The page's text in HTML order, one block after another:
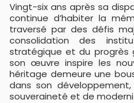
Vingt-six ans après sa
continue d’habiter la
traversé par des défis
consolidation des
stratégique et du progrès
son œuvre inspire les
héritage demeure une
dans son
souveraineté et de